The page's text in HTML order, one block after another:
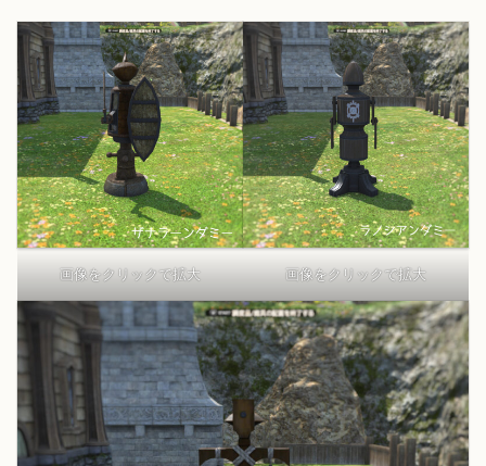
画像をクリックで拡大 画像をクリックで拡大